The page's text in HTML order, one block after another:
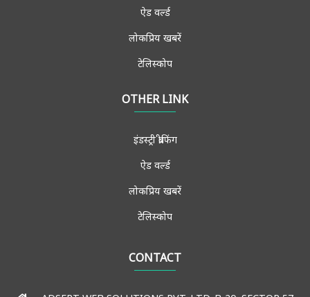
ऐड वर्ल्ड
लोकप्रिय खबरें
टेलिस्कोप
विचार मंच
साक्षात्कार
मीडिया फोरम
मुख्य खबरें
एडमिशन-जॉब्स
OTHER LINK
इंडस्ट्री ब्रीफिंग
ऐड वर्ल्ड
लोकप्रिय खबरें
टेलिस्कोप
CONTACT